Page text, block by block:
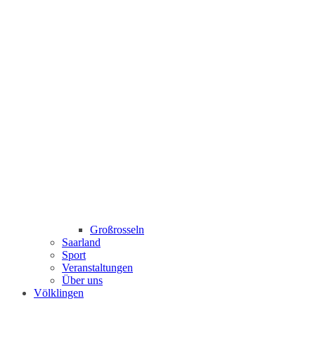
Großrosseln
Saarland
Sport
Veranstaltungen
Über uns
Völklingen